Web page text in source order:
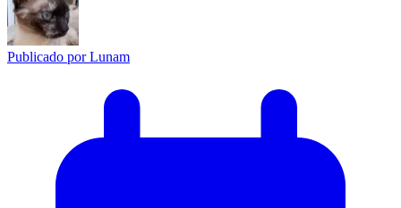
Publicado porLunam